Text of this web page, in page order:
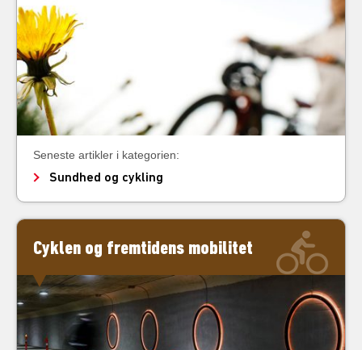
Seneste artikler i kategorien:
Sundhed og cykling
Cyklen og fremtidens mobilitet